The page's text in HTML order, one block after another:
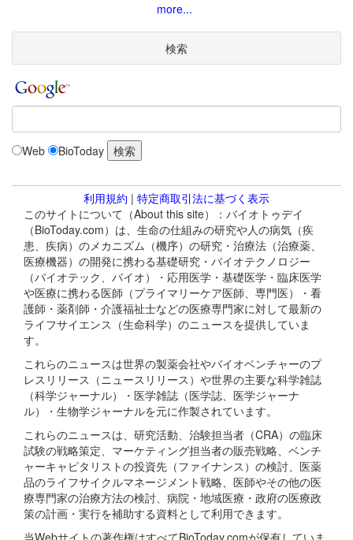
more...
検索
Web BioToday
利用規約 | 特定商取引法に基づく表示
このサイトについて（About this site）：バイオトゥデイ
（BioToday.com）は、生命の仕組みの研究や人の病気（疾
患、疾病）のメカニズム（機序）の研究・治療法（治療薬、
医療機器）の開発に携わる基礎研究・バイオテクノロジー
（バイオテック、バイオ）・応用医学・基礎医学・臨床医学
や医療に携わる医師（プライマリーケア医師、専門医）・看
護師・薬剤師・介護福祉士などの医療専門家に対して最新の
ライフサイエンス（生命科学）のニュースを提供していま
す。
これらのニュースは世界の製薬会社やバイオベンチャーのプ
レスリリース（ニュースリリース）や世界の主要な科学雑誌
（科学ジャーナル）・医学雑誌（医学誌、医学ジャーナ
ル）・生物学ジャーナルを元に作製されています。
これらのニュースは、研究活動、治験担当者（CRA）の臨床
試験の戦略策定、マーケティング担当者の販売戦略、ベンチ
ャーキャピタリストの投資先（ファイナンス）の検討、医薬
品のライフサイクルマネージメント戦略、医師やその他の医
療専門家の治療方法の検討、病院・地域医療・政府の医療政
策の計画・実行を補助する資料として利用できます。